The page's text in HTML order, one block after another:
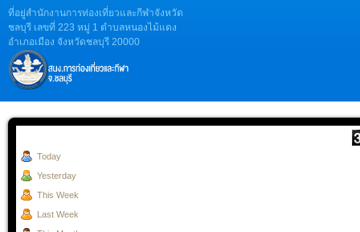
ที่อยู่สำนักงานการท่องเที่ยวและกีฬาจังหวัด
ชลบุรี เลขที่ 223 หมู่ 1 ตำบลหนองไม้แดง
อำเภอเมือง จังหวัดชลบุรี 20000
Today
Yesterday
This Week
Last Week